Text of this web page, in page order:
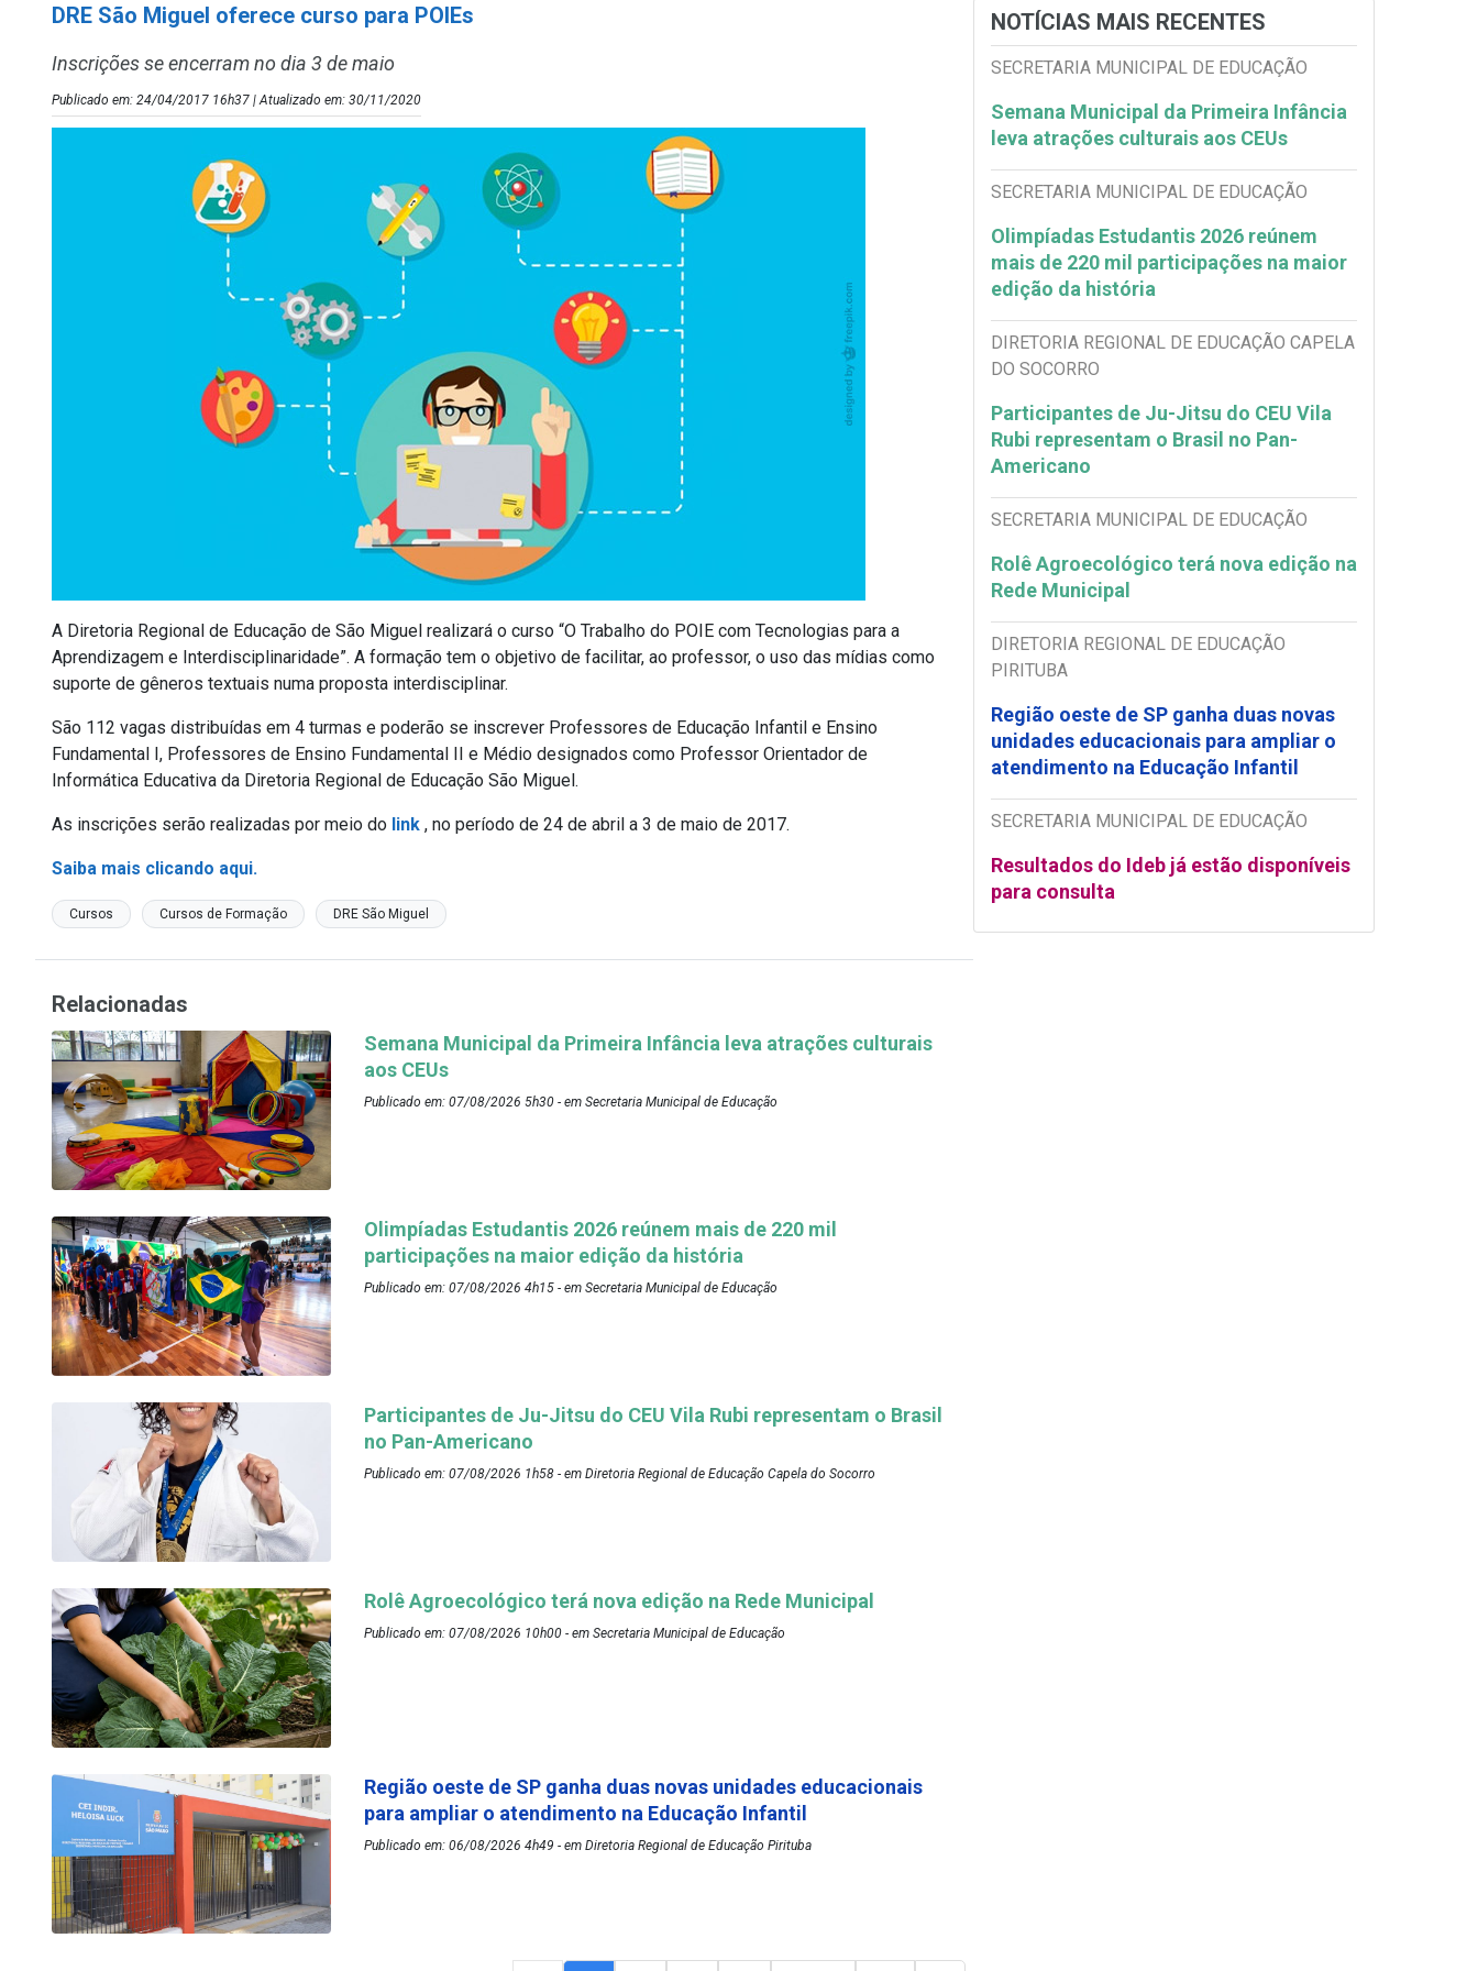
DRE São Miguel oferece curso para POIEs
Inscrições se encerram no dia 3 de maio
Publicado em: 24/04/2017 16h37 | Atualizado em: 30/11/2020
A Diretoria Regional de Educação de São Miguel realizará o curso “O Trabalho do POIE com Tecnologias para a
Aprendizagem e Interdisciplinaridade”. A formação tem o objetivo de facilitar, ao professor, o uso das mídias como
suporte de gêneros textuais numa proposta interdisciplinar.
São 112 vagas distribuídas em 4 turmas e poderão se inscrever Professores de Educação Infantil e Ensino
Fundamental I, Professores de Ensino Fundamental II e Médio designados como Professor Orientador de
Informática Educativa da Diretoria Regional de Educação São Miguel.
As inscrições serão realizadas por meio do link , no período de 24 de abril a 3 de maio de 2017.
Saiba mais clicando aqui.
Cursos Cursos de Formação DRE São Miguel
NOTÍCIAS MAIS RECENTES
SECRETARIA MUNICIPAL DE EDUCAÇÃO
Semana Municipal da Primeira Infância
leva atrações culturais aos CEUs
SECRETARIA MUNICIPAL DE EDUCAÇÃO
Olimpíadas Estudantis 2026 reúnem
mais de 220 mil participações na maior
edição da história
DIRETORIA REGIONAL DE EDUCAÇÃO CAPELA
DO SOCORRO
Participantes de Ju-Jitsu do CEU Vila
Rubi representam o Brasil no Pan-
Americano
SECRETARIA MUNICIPAL DE EDUCAÇÃO
Rolê Agroecológico terá nova edição na
Rede Municipal
DIRETORIA REGIONAL DE EDUCAÇÃO
PIRITUBA
Região oeste de SP ganha duas novas
unidades educacionais para ampliar o
atendimento na Educação Infantil
SECRETARIA MUNICIPAL DE EDUCAÇÃO
Resultados do Ideb já estão disponíveis
para consulta
Relacionadas
Semana Municipal da Primeira Infância leva atrações culturais
aos CEUs
Publicado em: 07/08/2026 5h30 - em Secretaria Municipal de Educação
Olimpíadas Estudantis 2026 reúnem mais de 220 mil
participações na maior edição da história
Publicado em: 07/08/2026 4h15 - em Secretaria Municipal de Educação
Participantes de Ju-Jitsu do CEU Vila Rubi representam o Brasil
no Pan-Americano
Publicado em: 07/08/2026 1h58 - em Diretoria Regional de Educação Capela do Socorro
Rolê Agroecológico terá nova edição na Rede Municipal
Publicado em: 07/08/2026 10h00 - em Secretaria Municipal de Educação
Região oeste de SP ganha duas novas unidades educacionais
para ampliar o atendimento na Educação Infantil
Publicado em: 06/08/2026 4h49 - em Diretoria Regional de Educação Pirituba